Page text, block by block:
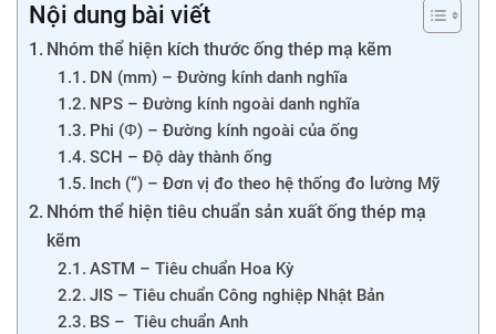
Nội dung bài viết
Nhóm thể hiện kích thước ống thép mạ kẽm
DN (mm) – Đường kính danh nghĩa
NPS – Đường kính ngoài danh nghĩa
Phi (Φ) – Đường kính ngoài của ống
SCH – Độ dày thành ống
Inch (“) – Đơn vị đo theo hệ thống đo lường Mỹ
Nhóm thể hiện tiêu chuẩn sản xuất ống thép mạ
kẽm
ASTM – Tiêu chuẩn Hoa Kỳ
JIS – Tiêu chuẩn Công nghiệp Nhật Bản
BS – Tiêu chuẩn Anh